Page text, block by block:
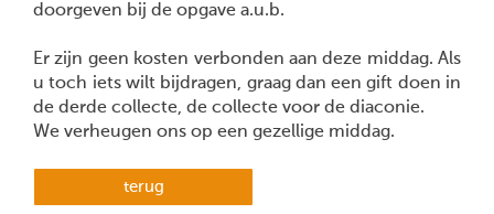
doorgeven bij de opgave a.u.b.
Er zijn geen kosten verbonden aan deze middag. Als
u toch iets wilt bijdragen, graag dan een gift doen in
de derde collecte, de collecte voor de diaconie.
We verheugen ons op een gezellige middag.
terug